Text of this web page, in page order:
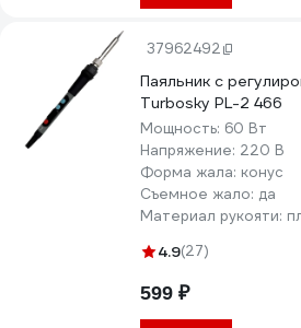
37962492
Паяльник с
Turbosky PL-2 466
Мощность: 60 Вт
Напряжение: 220 В
Форма жала: конус
Съемное жало: да
Материал рукояти:
4.9(27)
599 ₽